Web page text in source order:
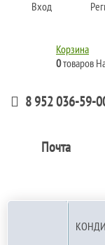
Вход
Корзина
0товаров
8 952 036-59-
Почта